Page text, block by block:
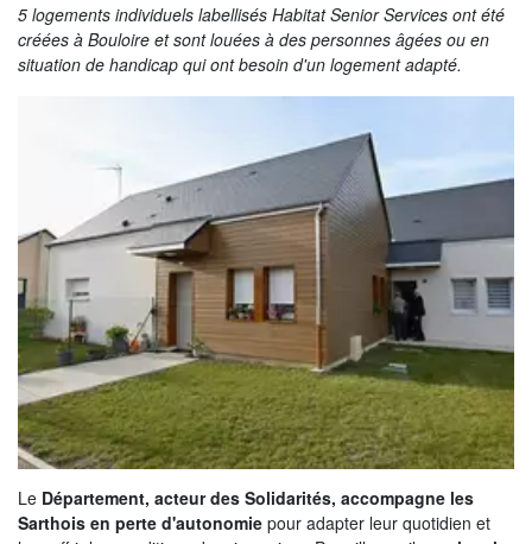
L'Abbaye Royale de l'Épau
Voix au Chapitre
La Sarthe sur les réseaux
La newsletter du Département de la
Sarthe
LE CONSEIL DÉPARTEMENTAL
Les 21 cantons de la Sarthe
Les conseillers départementaux
Les commissions
Tribunes politiques
5 logements individuels labellisés Habitat Senior Services ont été
créées à Bouloire et sont louées à des personnes âgées ou en
situation de handicap qui ont besoin d'un logement adapté.
Le Département, acteur des Solidarités, accompagne les
Sarthois en perte d'autonomie pour adapter leur quotidien et